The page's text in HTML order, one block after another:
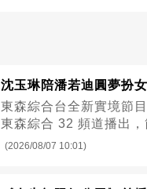
沈玉琳陪潘若迪圓夢扮
東森綜合台全新實境節
東森綜合 32 頻道播出
(2026/08/07 10:01)